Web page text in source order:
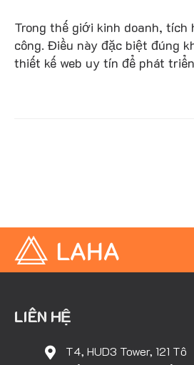
Trong thế giới kinh doanh,
công. Điều này đặc biệt đúng
thiết kế web uy tín để phát
LIÊN HỆ
T4, HUD3 Tower, 121 Tô